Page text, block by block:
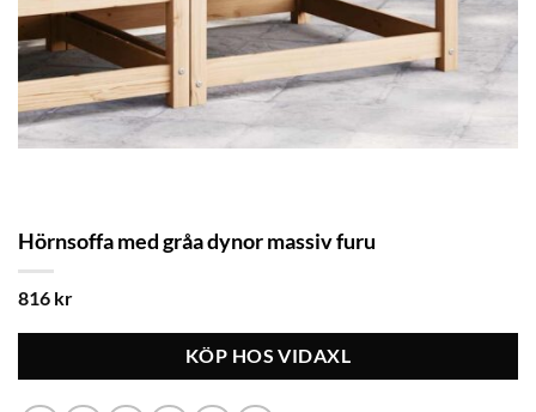
Hörnsoffa med gråa dynor massiv furu
816 kr
KÖP HOS VIDAXL